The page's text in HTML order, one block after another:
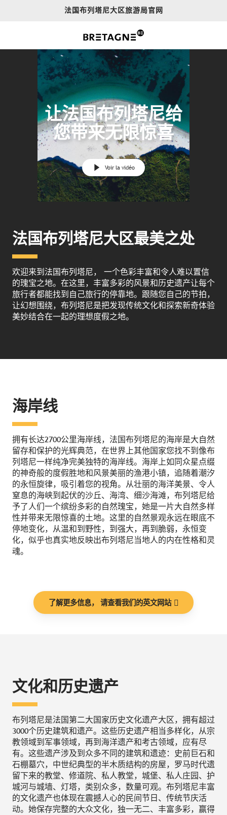
法国布列塔尼大区旅游局官网
让法国布列塔尼给
您带来无限惊喜
Voir la vidéo
法国布列塔尼大区最美之处
欢迎来到法国布列塔尼， 一个色彩丰富和令人难以置信
的瑰宝之地。在这里，丰富多彩的风景和历史遗产让每个
旅行者都能找到自己旅行的停靠地。跟随您自己的节拍，
让幻想围绕，布列塔尼是把发现传统文化和探索新奇体验
美妙结合在一起的理想度假之地。
海岸线
拥有长达2700公里海岸线，法国布列塔尼的海岸是大自然
留存和保护的光辉典范，在世界上其他国家您找不到像布
列塔尼一样纯净完美独特的海岸线。海岸上如同众星点缀
的神奇般的度假胜地和风景美丽的渔港小镇，追随着潮汐
的永恒旋律，吸引着您的视角。从壮丽的海洋美景、令人
窒息的海峡到起伏的沙丘、海湾、细沙海滩，布列塔尼给
予了人们一个缤纷多彩的自然瑰宝，她是一片大自然多样
性并带来无限惊喜的土地。这里的自然景观永远在眼底不
停地变化，从温和到野性，到强大，再到脆弱，永恒变
化，似乎也真实地反映出布列塔尼当地人的内在性格和灵
魂。
了解更多信息， 请查看我们的英文网站
文化和历史遗产
布列塔尼是法国第二大国家历史文化遗产大区，拥有超过
3000个历史建筑和遗产。这些历史遗产相当多样化，从宗
教领域到军事领域，再到海洋遗产和考古领域，应有尽
有。这些遗产涉及到众多不同的建筑和遗迹：史前巨石和
石棚墓穴，中世纪典型的半木质结构的房屋，罗马时代遗
留下来的教堂、修道院、私人教堂，城堡、私人庄园、护
城河与城墙、灯塔，类别众多，数量可观。布列塔尼丰富
的文化遗产也体现在震撼人心的民间节日、传统节庆活
动。她保存完整的大众文化，独一无二、丰富多彩，赢得